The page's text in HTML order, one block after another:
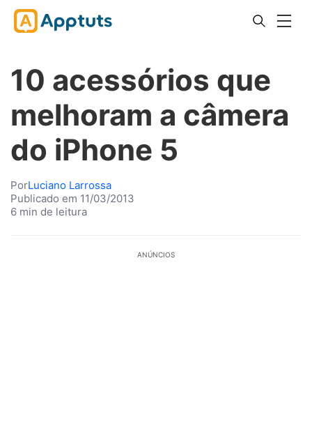
10 acessórios que
melhoram a câmera
do iPhone 5
PorLuciano Larrossa
Publicado em 11/03/2013
6 min de leitura
ANÚNCIOS